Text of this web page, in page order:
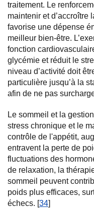
traitement. Le
maintenir et d’accroître
favorise une dépense
meilleur bien-être.
fonction
glycémie et réduit le
niveau d’activité doit
particulière jusqu’à la
afin de ne pas
Le sommeil et la
stress chronique et le
contrôle de l'appétit,
entravent la perte de
fluctuations des
de relaxation, la
sommeil peuvent
poids plus efficaces,
échecs. [34]